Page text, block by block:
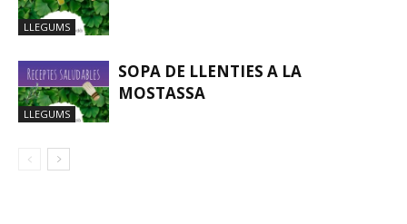
LLEGUMS
LLEGUMS
SOPA DE LLENTIES A LA
MOSTASSA